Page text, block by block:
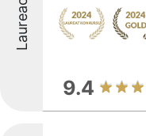
Laureaci
9.4